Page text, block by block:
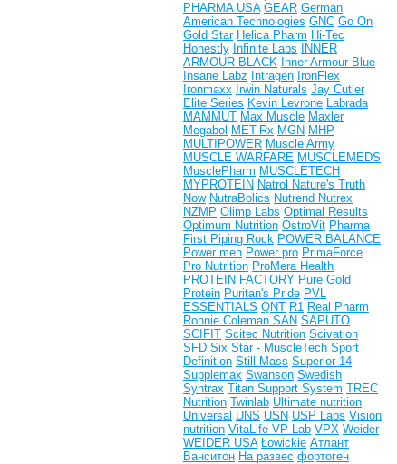
PHARMA USA GEAR German
American Technologies GNC Go On
Gold Star Helica Pharm Hi-Tec
Honestly Infinite Labs
INNER
ARMOUR BLACK Inner Armour Blue
Insane Labz Intragen IronFlex
Ironmaxx Irwin Naturals Jay Cutler
Elite Series Kevin Levrone Labrada
MAMMUT Max Muscle Maxler
Megabol MET-Rx MGN MHP
MULTIPOWER Muscle Army
MUSCLE WARFARE MUSCLEMEDS
MusclePharm MUSCLETECH
MYPROTEIN Natrol Nature's Truth
Now NutraBolics Nutrend Nutrex
NZMP Olimp Labs Optimal Results
Optimum Nutrition OstroVit Pharma
First Piping Rock POWER BALANCE
Power men Power pro PrimaForce
Pro Nutrition ProMera Health
PROTEIN FACTORY Pure Gold
Protein Puritan's Pride PVL
ESSENTIALS QNT R1 Real Pharm
Ronnie Coleman SAN SAPUTO
SCIFIT Scitec Nutrition Scivation
SFD Six Star - MuscleTech Sport
Definition Still Mass Superior 14
Supplemax Swanson Swedish
Syntrax Titan Support System TREC
Nutrition Twinlab Ultimate nutrition
Universal UNS USN USP Labs Vision
nutrition VitaLife VP Lab VPX Weider
WEIDER USA Łowickie Атлант
Ванситон На развес фортоген